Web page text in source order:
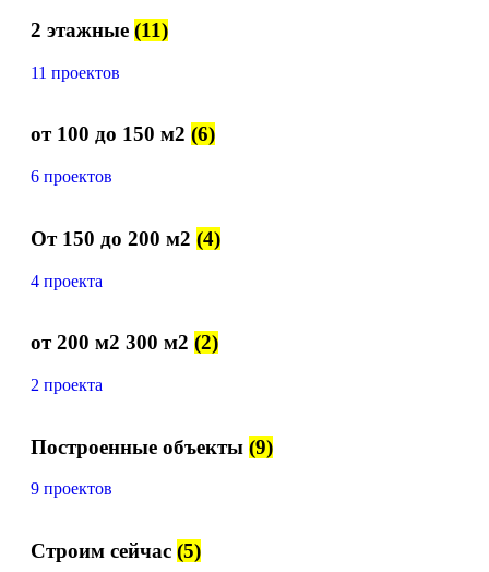
2 этажные (11)
11 проектов
от 100 до 150 м2 (6)
6 проектов
От 150 до 200 м2 (4)
4 проекта
от 200 м2 300 м2 (2)
2 проекта
Построенные объекты (9)
9 проектов
Строим сейчас (5)